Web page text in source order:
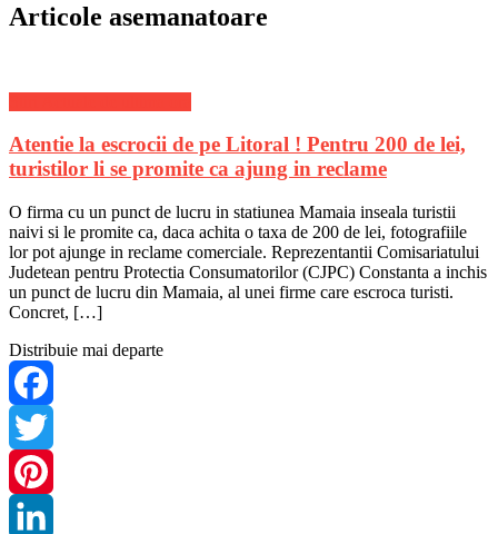
Articole asemanatoare
Atentie la escrocii de pe Litoral ! Pentru 200 de lei,
turistilor li se promite ca ajung in reclame
O firma cu un punct de lucru in statiunea Mamaia inseala turistii
naivi si le promite ca, daca achita o taxa de 200 de lei, fotografiile
lor pot ajunge in reclame comerciale. Reprezentantii Comisariatului
Judetean pentru Protectia Consumatorilor (CJPC) Constanta a inchis
un punct de lucru din Mamaia, al unei firme care escroca turisti.
Concret, […]
Distribuie mai departe
Facebook
Twitter
Pinterest